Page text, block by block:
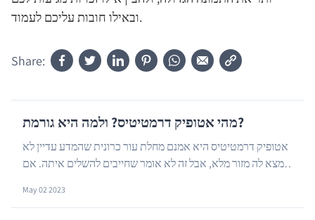
ובאילו חובות עליכם לעמוד.
Share:
מהי אטופיק דרמטיטיס? ולמה היא גורמת?
אטופיק דרמטיטיס היא אמנם מחלת עור כרונית שהמדע עדיין לא
מצא לה מזור מלא, אבל זה לא אומר שחייבים להשלים איתה. אם
May 02 2023